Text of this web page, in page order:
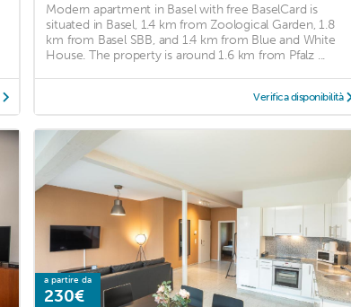
Modern apartment in Basel with free BaselCard is
situated in Basel, 1.4 km from Zoological Garden, 1.8
km from Basel SBB, and 1.4 km from Blue and White
House. The property is around 1.6 km from Pfalz ...
Verifica disponibilità
a partire da
230€